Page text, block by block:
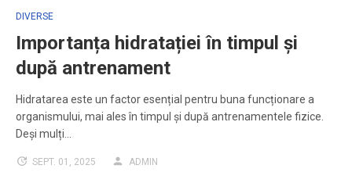
DIVERSE
Importanța hidratației în timpul și
după antrenament
Hidratarea este un factor esențial pentru buna funcționare a
organismului, mai ales în timpul și după antrenamentele fizice.
Deși mulți…
SEPT. 01, 2025 ADMIN